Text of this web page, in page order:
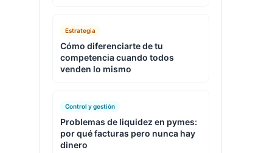
Estrategia
Cómo diferenciarte de tu
competencia cuando todos
venden lo mismo
Control y gestión
Problemas de liquidez en pymes:
por qué facturas pero nunca hay
dinero